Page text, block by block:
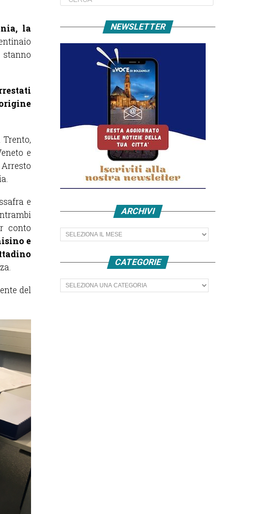
la
e
e
conto
e
del
NEWSLETTER
ARCHIVI
Archivi
CATEGORIE
Categorie